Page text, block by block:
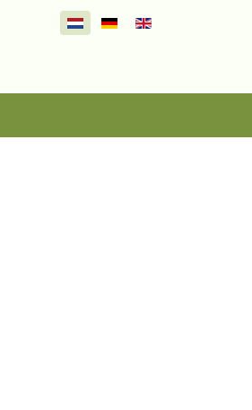
Selecteer de taal